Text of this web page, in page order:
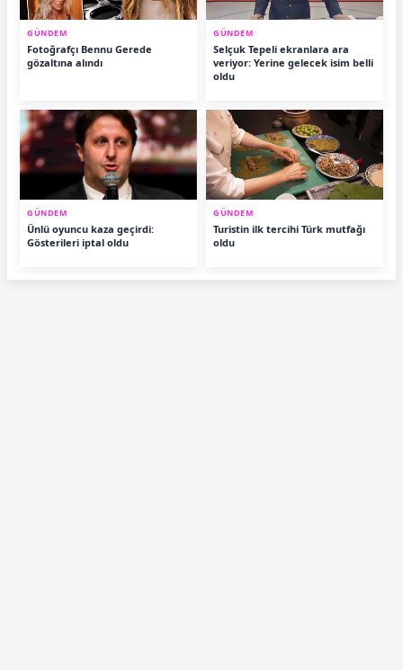
GÜNDEM
Fotoğrafçı Bennu Gerede
gözaltına alındı
GÜNDEM
Selçuk Tepeli ekranlara ara
veriyor: Yerine gelecek isim belli
oldu
GÜNDEM
Ünlü oyuncu kaza geçirdi:
Gösterileri iptal oldu
GÜNDEM
Turistin ilk tercihi Türk mutfağı
oldu